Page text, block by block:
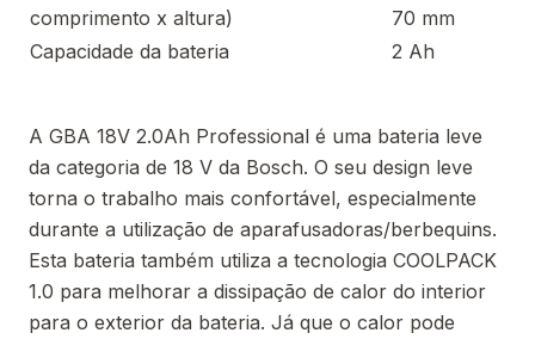
comprimento x altura)
70 mm
Capacidade da bateria
2 Ah
A GBA 18V 2.0Ah Professional é uma bateria leve
da categoria de 18 V da Bosch. O seu design leve
torna o trabalho mais confortável, especialmente
durante a utilização de aparafusadoras/berbequins.
Esta bateria também utiliza a tecnologia COOLPACK
1.0 para melhorar a dissipação de calor do interior
para o exterior da bateria. Já que o calor pode